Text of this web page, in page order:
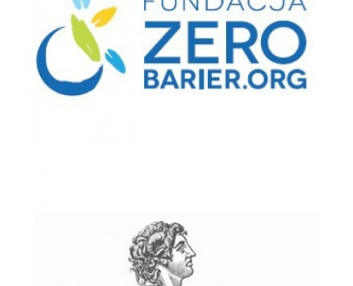
Fundacja Zero Barier